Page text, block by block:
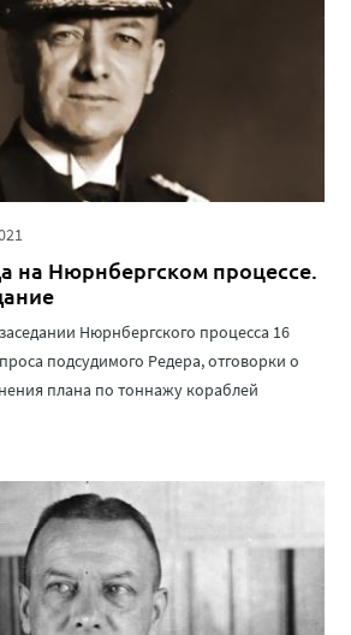
на Нюрнбергском процессе.
Нюрнбергского процесса 16
подсудимого Редера, отговорки о
плана по тоннажу кораблей